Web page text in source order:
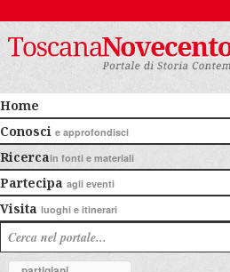
Home
Conosci e approfondisci
Ricercain fonti e materiali
Partecipa agli eventi
Visita luoghi e itinerari